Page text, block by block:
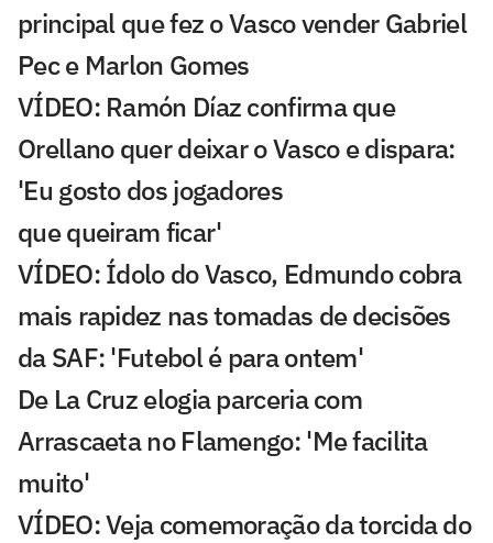
principal que fez o Vasco vender Gabriel
Pec e Marlon Gomes
VÍDEO: Ramón Díaz confirma que
Orellano quer deixar o Vasco e dispara:
'Eu gosto dos jogadores
que queiram ficar'
VÍDEO: Ídolo do Vasco, Edmundo cobra
mais rapidez nas tomadas de decisões
da SAF: 'Futebol é para ontem'
De La Cruz elogia parceria com
Arrascaeta no Flamengo: 'Me facilita
muito'
VÍDEO: Veja comemoração da torcida do